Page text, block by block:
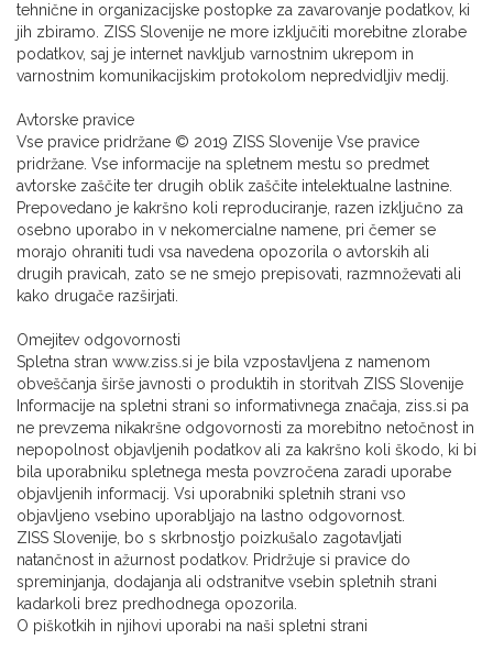
tehnične in organizacijske postopke za zavarovanje podatkov, ki
jih zbiramo. ZISS Slovenije ne more izključiti morebitne zlorabe
podatkov, saj je internet navkljub varnostnim ukrepom in
varnostnim komunikacijskim protokolom nepredvidljiv medij.
Avtorske pravice
Vse pravice pridržane © 2019 ZISS Slovenije Vse pravice
pridržane. Vse informacije na spletnem mestu so predmet
avtorske zaščite ter drugih oblik zaščite intelektualne lastnine.
Prepovedano je kakršno koli reproduciranje, razen izključno za
osebno uporabo in v nekomercialne namene, pri čemer se
morajo ohraniti tudi vsa navedena opozorila o avtorskih ali
drugih pravicah, zato se ne smejo prepisovati, razmnoževati ali
kako drugače razširjati.
Omejitev odgovornosti
Spletna stran www.ziss.si je bila vzpostavljena z namenom
obveščanja širše javnosti o produktih in storitvah ZISS Slovenije
Informacije na spletni strani so informativnega značaja, ziss.si pa
ne prevzema nikakršne odgovornosti za morebitno netočnost in
nepopolnost objavljenih podatkov ali za kakršno koli škodo, ki bi
bila uporabniku spletnega mesta povzročena zaradi uporabe
objavljenih informacij. Vsi uporabniki spletnih strani vso
objavljeno vsebino uporabljajo na lastno odgovornost.
ZISS Slovenije, bo s skrbnostjo poizkušalo zagotavljati
natančnost in ažurnost podatkov. Pridržuje si pravice do
spreminjanja, dodajanja ali odstranitve vsebin spletnih strani
kadarkoli brez predhodnega opozorila.
O piškotkih in njihovi uporabi na naši spletni strani